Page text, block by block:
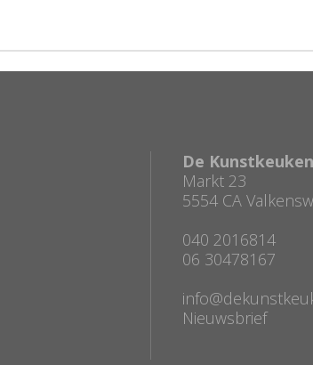
De Kunstkeuken
Markt 23
5554 CA
040 2016814
06 30478167
Nieuwsbrief